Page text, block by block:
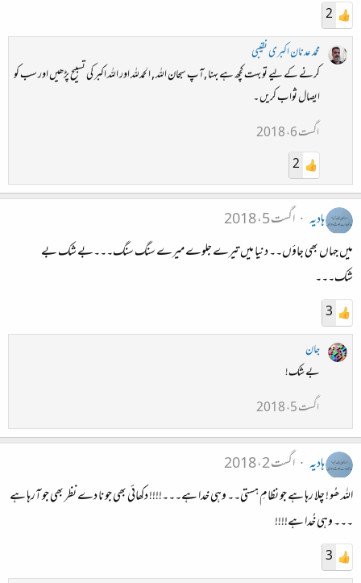
2
محمد عدنان اکبری نقیبی
کرنے کے لیے تو بہت کچھ ہے بہنا ,آپ سبحان اللہ , الحمدللہ اور اللہ اکبر کی تسبیح پڑھیں اور سب کو
ایصال ثواب کریں ۔
اگست 6، 2018
2
ہادیہ
اگست 5، 2018
میں جہاں بھی جاؤں۔۔ دنیا میں تیرے جلوے میرے سنگ سنگ۔۔۔بے شک بے
شک۔۔۔
3
جان
بے شک!
اگست 5، 2018
ہادیہ
اگست 2، 2018
اللہ ھُو ! چلا رہا ہے جو نظامِ ہستی۔۔ وہی خدا ہے۔۔۔!!!! دکھائی بھی جو نا دے نظر بھی جو آرہا ہے
۔۔۔ وہی خُدا ہے!!!!
3